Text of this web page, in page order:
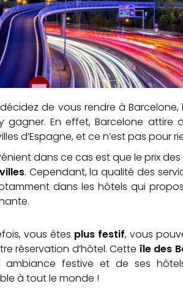
de vous rendre à Barcelone,
gagner. En effet, Barcelone attire
d’Espagne, et ce n’est pas pour
dans ce cas est que le prix
. Cependant, la qualité des
dans les hôtels qui
vous êtes plus festif, vous
réservation d’hôtel. Cette île des
festive et de ses
à tout le monde !